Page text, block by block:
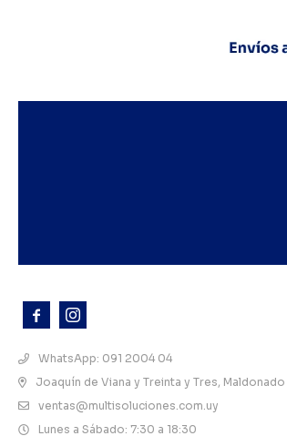
 
WhatsApp: 091 2004 04
Joaquín de Viana y Treinta y Tres, Maldonado
ventas@multisoluciones.com.uy
Lunes a Sábado: 7:30 a 18:30